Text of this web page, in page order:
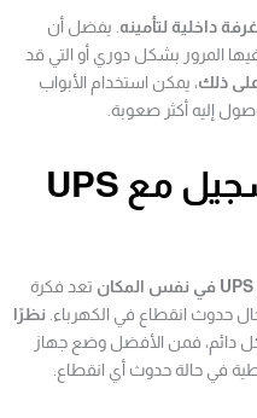
داخلية لتأمينه . يفضل أن
المرور بشكل دوري أو التي قد
على ذلك، يمكن استخدام الأبواب
إليه أكثر صعوبة.
8. حماية جهاز التسجيل مع UPS
تعد فكرة
حدوث انقطاع في الكهرباء. نظرًا
دائم، فمن الأفضل وضع جهاز